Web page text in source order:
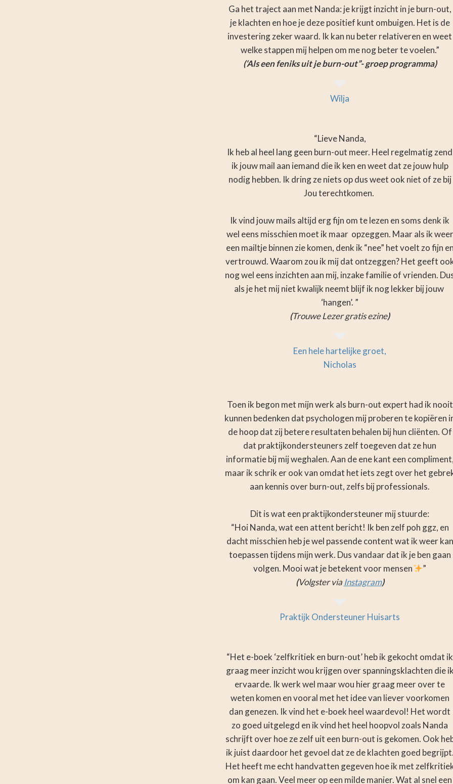
Ga het traject aan met Nanda: je krijgt inzicht in je burn-out,
je klachten en hoe je deze positief kunt ombuigen. Het is de
investering zeker waard. Ik kan nu beter relativeren en weet
welke stappen mij helpen om me nog beter te voelen.”
(‘Als een feniks uit je burn-out”- groep programma)
Wilja
“Lieve Nanda,
Ik heb al heel lang geen burn-out meer. Heel regelmatig zend
ik jouw mail aan iemand die ik ken en weet dat ze jouw hulp
nodig hebben. Ik dring ze niets op dus weet ook niet of ze bij
Jou terechtkomen.
Ik vind jouw mails altijd erg fijn om te lezen en soms denk ik
wel eens misschien moet ik maar opzeggen. Maar als ik weer
een mailtje binnen zie komen, denk ik “nee” het voelt zo fijn
vertrouwd. Waarom zou ik mij dat ontzeggen? Het geeft
nog wel eens inzichten aan mij, inzake familie of vrienden.
als je het mij niet kwalijk neemt blijf ik nog lekker bij jouw
‘hangen’. ”
(Trouwe Lezer gratis ezine)
Een hele hartelijke groet,
Nicholas
Toen ik begon met mijn werk als burn-out expert had ik nooit
kunnen bedenken dat psychologen mij proberen te kopiëren
de hoop dat zij betere resultaten behalen bij hun cliënten. Of
dat praktijkondersteuners zelf toegeven dat ze hun
informatie bij mij weghalen. Aan de ene kant een
maar ik schrik er ook van omdat het iets zegt over het
aan kennis over burn-out, zelfs bij professionals.
Dit is wat een praktijkondersteuner mij stuurde:
“Hoi Nanda, wat een attent bericht! Ik ben zelf poh ggz, en
dacht misschien heb je wel passende content wat ik weer kan
toepassen tijdens mijn werk. Dus vandaar dat ik je ben gaan
volgen. Mooi wat je betekent voor mensen
”
(Volgster via Instagram)
Praktijk Ondersteuner Huisarts
“Het e-boek ‘zelfkritiek en burn-out’ heb ik gekocht omdat ik
graag meer inzicht wou krijgen over spanningsklachten die
ervaarde. Ik werk wel maar wou hier graag meer over te
weten komen en vooral met het idee van liever voorkomen
dan genezen. Ik vind het e-boek heel waardevol! Het wordt
zo goed uitgelegd en ik vind het heel hoopvol zoals Nanda
schrijft over hoe ze zelf uit een burn-out is gekomen. Ook
ik juist daardoor het gevoel dat ze de klachten goed
Het heeft me echt handvatten gegeven hoe ik met
om kan gaan. Veel meer op een milde manier. Wat al snel een